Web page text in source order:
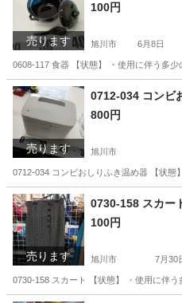
売ります
100円
旭川市 6月8日
0608-117 食器 【状態】 ・使用に伴う多
北海道 旭川市
売ります
0712-034 コンビ
800円
旭川市
0712-034 コンビおしりふき温め器 【状
北海道 旭川市
売ります
0730-158 スカー
100円
旭川市 7月30
0730-158 スカート 【状態】 ・使用に伴